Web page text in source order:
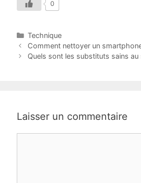
0
Catégories
Technique
Comment nettoyer un
Quels sont les substituts sains
Laisser un commentaire